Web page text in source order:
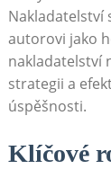
Nakladatelství
autorovi jako
nakladatelství
strategii a
úspěšnosti.
Klíčové